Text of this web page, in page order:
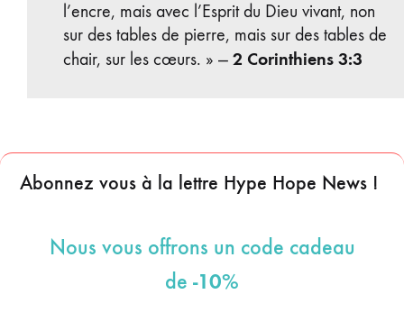
l’encre, mais avec l’Esprit du Dieu vivant, non
sur des tables de pierre, mais sur des tables de
chair, sur les cœurs. » — 2 Corinthiens 3:3
Abonnez vous à la lettre Hype Hope News !
Nous vous offrons un code cadeau
de -10%